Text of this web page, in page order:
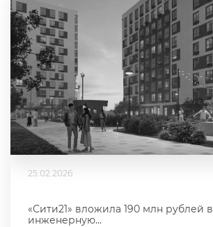
25.02.2026
«Сити21» вложила 190 млн рублей в
инженерную...